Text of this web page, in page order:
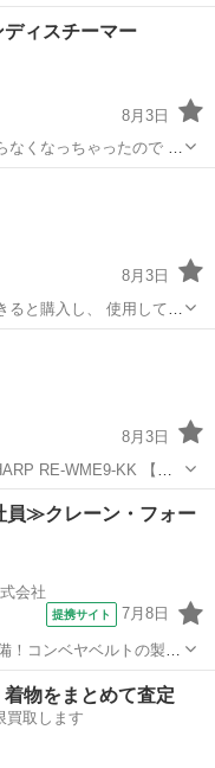
ディスチーマー
8月3日
なくなっちゃったので ど
8月3日
と購入し、 使用してい
生上おつけしませんが、
！
8月3日
RE-WME9-KK 【購
さ180mm...
家電
≫クレーン・フォー
会社
提携サイト 7月8日
！コンベヤベルトの製造
の投入や撹拌作業、ゴ
着物をまとめて査定
買取します